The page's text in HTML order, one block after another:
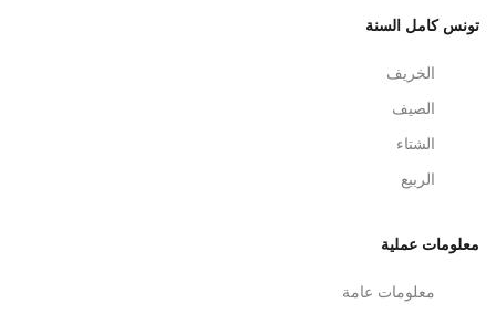
تونس كامل السنة
الخريف
الصيف
الشتاء
الربيع
معلومات عملية
معلومات عامة